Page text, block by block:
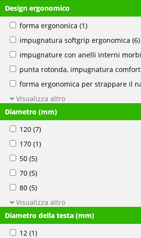
Design ergonomico
forma ergononica (1)
impugnatura softgrip ergonomica (6)
impugnature con anelli interni
punta rotonda, impugnatura comfort
forma ergonomica per strappare il
Visualizza altro
Diametro (mm)
120 (7)
170 (1)
50 (5)
70 (5)
80 (5)
Visualizza altro
Diametro della testa (mm)
12 (1)